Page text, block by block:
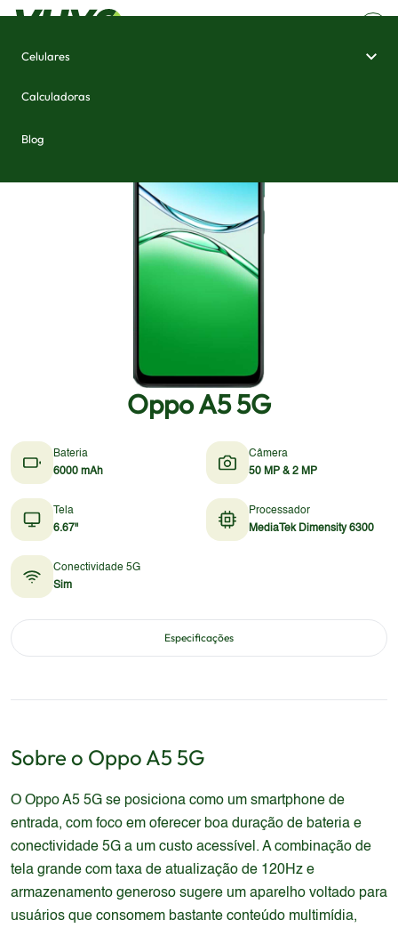
Celulares
Calculadoras
Blog
Oppo A5 5G
Bateria
6000 mAh
Câmera
50 MP & 2 MP
Tela
6.67"
Processador
MediaTek Dimensity 6300
Conectividade 5G
Sim
Especificações
Sobre o Oppo A5 5G
O Oppo A5 5G se posiciona como um smartphone de
entrada, com foco em oferecer boa duração de bateria e
conectividade 5G a um custo acessível. A combinação de
tela grande com taxa de atualização de 120Hz e
armazenamento generoso sugere um aparelho voltado para
usuários que consomem bastante conteúdo multimídia,